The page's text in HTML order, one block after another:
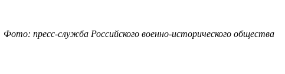
Фото: пресс-служба Российского военно-исторического общества